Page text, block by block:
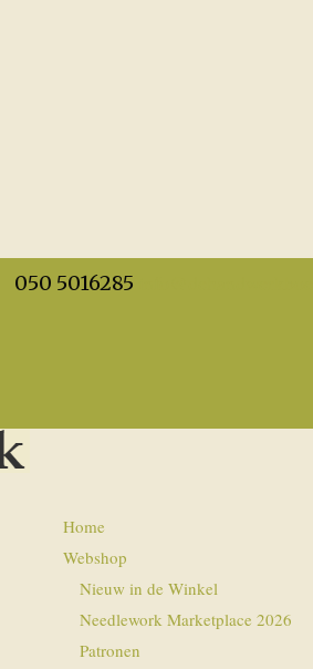
050 5016285
Home
Webshop
Nieuw in de Winkel
Needlework Marketplace 2026
Patronen